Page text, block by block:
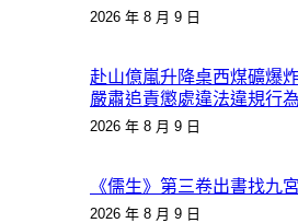
2026 年 8 月 9 日
赴山億嵐升降桌西煤礦爆
嚴肅追責懲處違法違規行為
2026 年 8 月 9 日
《儒生》第三卷出書找九
2026 年 8 月 9 日